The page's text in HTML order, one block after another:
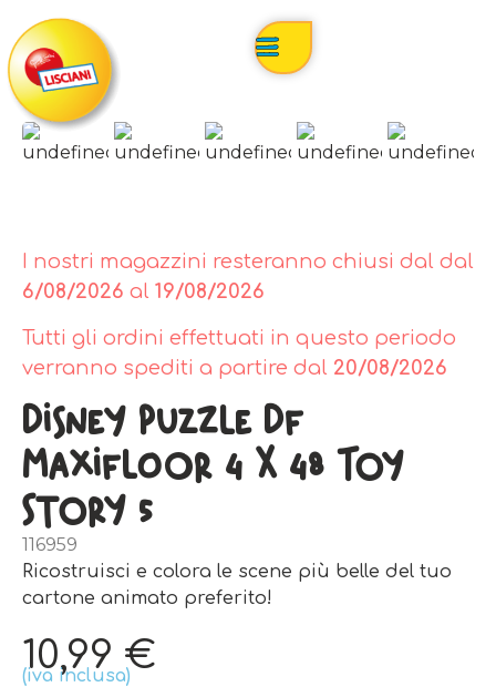
I nostri magazzini resteranno chiusi dal dal
6/08/2026 al 19/08/2026
Tutti gli ordini effettuati in questo periodo
verranno spediti a partire dal 20/08/2026
Disney Puzzle Df
Maxifloor 4 X 48 Toy
Story 5
116959
Ricostruisci e colora le scene più belle del tuo
cartone animato preferito!
10,99 €
(iva inclusa)